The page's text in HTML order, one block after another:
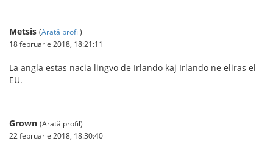
Metsis (Arată profil)
18 februarie 2018, 18:21:11
La angla estas nacia lingvo de Irlando kaj Irlando ne eliras el
EU.
Grown (Arată profil)
22 februarie 2018, 18:30:40